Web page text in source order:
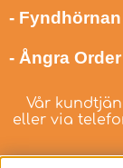
- Fyndhörnan
- Ångra Order
Vår
eller via